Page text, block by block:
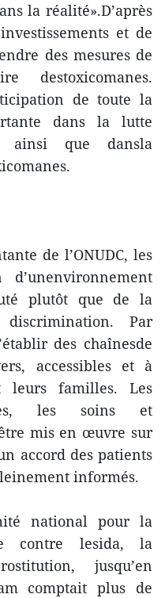
la réalité».D’après
et de
des mesures de
destoxicomanes.
de toute la
dans la lutte
ainsi que dansla
de l’ONUDC, les
plutôt que de la
Par
des chaînesde
accessibles et à
leurs familles. Les
les soins et
mis en œuvre sur
accord des patients
informés.
national pour la
contre lesida, la
jusqu’en
comptait plus de